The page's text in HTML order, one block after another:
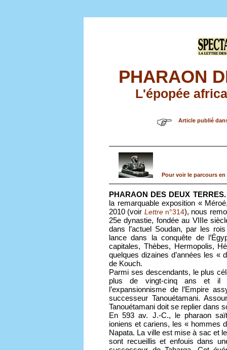
PHARAON
L'épopée
Article publié
Pour voir le parcours
PHARAON DES DEUX
la remarquable exposition «
2010 (voir Lettren°314), nous
25e dynastie, fondée au VIIIe
dans l’actuel Soudan, par les
lance dans la conquête de
capitales, Thèbes, Hermopolis,
quelques dizaines d’années les «
de Kouch.
Parmi ses descendants, le plus
plus de vingt-cinq ans et il
l’expansionnisme de l’Empire
successeur Tanouétamani.
Tanouétamani doit se replier dans
En 593 av. J.-C., le pharaon
ioniens et cariens, les « hommes
Napata. La ville est mise à sac et
sont recueillis et enfouis dans